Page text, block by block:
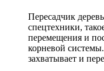
Пересадчик
спецтехники,
перемещения и
корневой
захватывает и